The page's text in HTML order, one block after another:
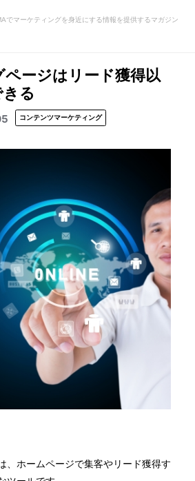
でマーケティングを身近にする情報を提供するマガジン
ージはリード獲得以
る
コンテンツマーケティング
、ホームページで集客やリード獲得す